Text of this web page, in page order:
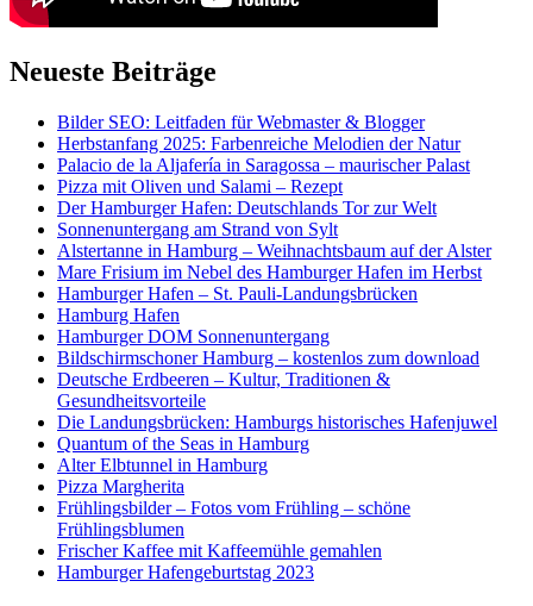
Neueste Beiträge
Bilder SEO: Leitfaden für Webmaster & Blogger
Herbstanfang 2025: Farbenreiche Melodien der Natur
Palacio de la Aljafería in Saragossa – maurischer Palast
Pizza mit Oliven und Salami – Rezept
Der Hamburger Hafen: Deutschlands Tor zur Welt
Sonnenuntergang am Strand von Sylt
Alstertanne in Hamburg – Weihnachtsbaum auf der Alster
Mare Frisium im Nebel des Hamburger Hafen im Herbst
Hamburger Hafen – St. Pauli-Landungsbrücken
Hamburg Hafen
Hamburger DOM Sonnenuntergang
Bildschirmschoner Hamburg – kostenlos zum download
Deutsche Erdbeeren – Kultur, Traditionen &
Gesundheitsvorteile
Die Landungsbrücken: Hamburgs historisches Hafenjuwel
Quantum of the Seas in Hamburg
Alter Elbtunnel in Hamburg
Pizza Margherita
Frühlingsbilder – Fotos vom Frühling – schöne
Frühlingsblumen
Frischer Kaffee mit Kaffeemühle gemahlen
Hamburger Hafengeburtstag 2023